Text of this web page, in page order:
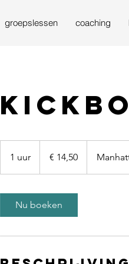
groepslessen coaching
1 uur
u
€ 14,50
Nu boeken